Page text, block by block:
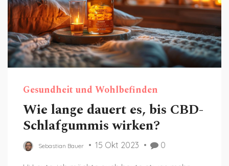
Gesundheit und Wohlbefinden
Wie lange dauert es, bis CBD-
Schlafgummis wirken?
Sebastian Bauer 15 Okt 2023 0